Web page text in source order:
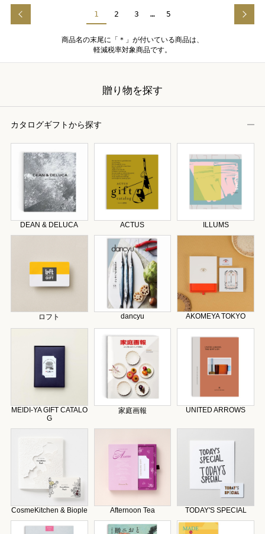
1 2 3 … 5
商品名の末尾に「＊」が付いている商品は、
軽減税率対象商品です。
贈り物を探す
カタログギフトから探す
DEAN & DELUCA ACTUS ILLUMS
ロフト dancyu AKOMEYA TOKYO
MEIDI-YA GIFT CATALO
G
家庭画報 UNITED ARROWS
CosmeKitchen & Biople Afternoon Tea TODAY'S SPECIAL